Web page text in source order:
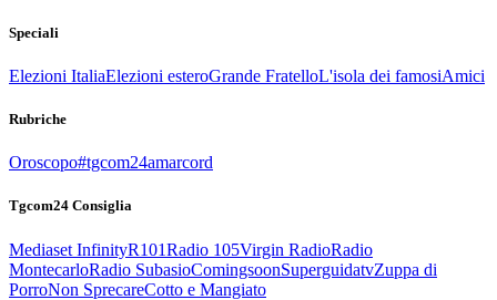
Speciali
Elezioni ItaliaElezioni esteroGrande FratelloL'isola dei famosiAmici
Rubriche
Oroscopo#tgcom24amarcord
Tgcom24 Consiglia
Mediaset InfinityR101Radio 105Virgin RadioRadio
MontecarloRadio SubasioComingsoonSuperguidatvZuppa di
PorroNon SprecareCotto e Mangiato